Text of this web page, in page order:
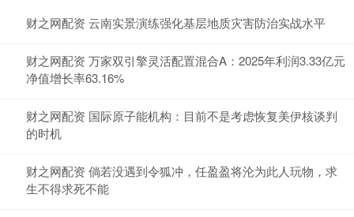
财之网配资 云南实景演练强化基层地质灾害防治实战水平
财之网配资 万家双引擎灵活配置混合A：2025年利润3.33亿元
净值增长率63.16%
财之网配资 国际原子能机构：目前不是考虑恢复美伊核谈判
的时机
财之网配资 倘若没遇到令狐冲，任盈盈将沦为此人玩物，求
生不得求死不能